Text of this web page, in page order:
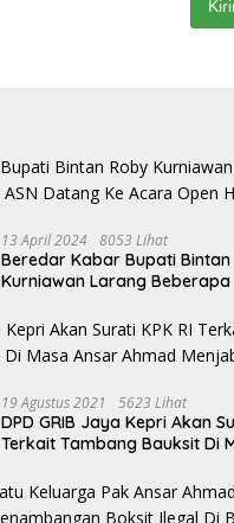
13 April 2024 8053 Lihat
Beredar Kabar Bupati Bintan
Kurniawan Larang Beberapa
Sujadi
19 Agustus 2021 5623 Lihat
DPD GRIB Jaya Kepri Akan
Terkait Tambang Bauksit Di